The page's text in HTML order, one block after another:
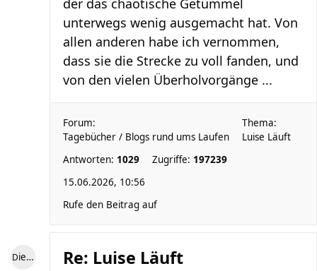
der das chaotische Getümmel
unterwegs wenig ausgemacht hat. Von
allen anderen habe ich vernommen,
dass sie die Strecke zu voll fanden, und
von den vielen Überholvorgänge ...
Forum:
Tagebücher / Blogs rund ums Laufen
Thema:
Luise Läuft
Antworten: 1029 Zugriffe: 197239
15.06.2026, 10:56
Rufe den Beitrag auf
Die blaue Luise Re: Luise Läuft